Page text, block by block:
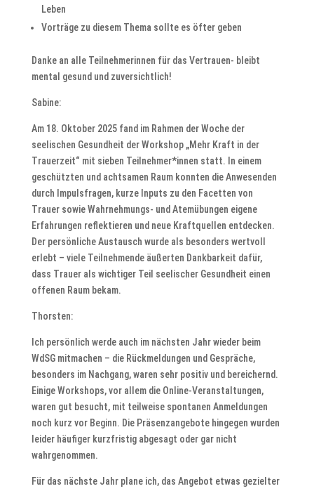
Leben
Vorträge zu diesem Thema sollte es öfter geben
Danke an alle Teilnehmerinnen für das Vertrauen- bleibt
mental gesund und zuversichtlich!
Sabine:
Am 18. Oktober 2025 fand im Rahmen der Woche der
seelischen Gesundheit der Workshop „Mehr Kraft in der
Trauerzeit“ mit sieben Teilnehmer*innen statt. In einem
geschützten und achtsamen Raum konnten die Anwesenden
durch Impulsfragen, kurze Inputs zu den Facetten von
Trauer sowie Wahrnehmungs- und Atemübungen eigene
Erfahrungen reflektieren und neue Kraftquellen entdecken.
Der persönliche Austausch wurde als besonders wertvoll
erlebt – viele Teilnehmende äußerten Dankbarkeit dafür,
dass Trauer als wichtiger Teil seelischer Gesundheit einen
offenen Raum bekam.
Thorsten:
Ich persönlich werde auch im nächsten Jahr wieder beim
WdSG mitmachen – die Rückmeldungen und Gespräche,
besonders im Nachgang, waren sehr positiv und bereichernd.
Einige Workshops, vor allem die Online-Veranstaltungen,
waren gut besucht, mit teilweise spontanen Anmeldungen
noch kurz vor Beginn. Die Präsenzangebote hingegen wurden
leider häufiger kurzfristig abgesagt oder gar nicht
wahrgenommen.
Für das nächste Jahr plane ich, das Angebot etwas gezielter